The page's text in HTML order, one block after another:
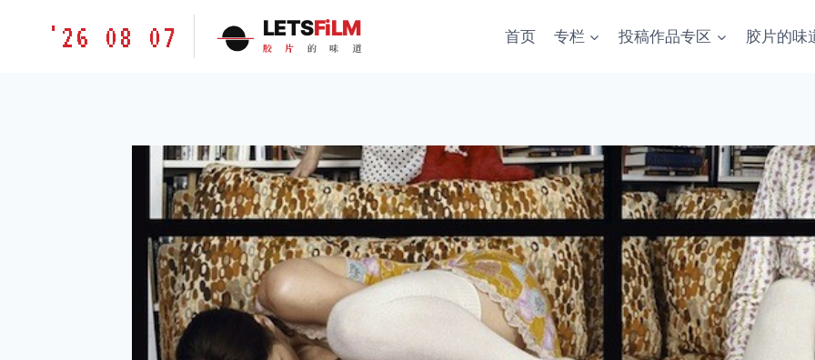
胶'26 08 07 LETSFiLM
胶 片 的 味 道
首页 专栏 投稿作品专区 胶片的味